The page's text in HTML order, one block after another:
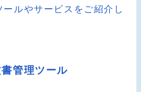
ルやサービスをご紹介し
管理ツール